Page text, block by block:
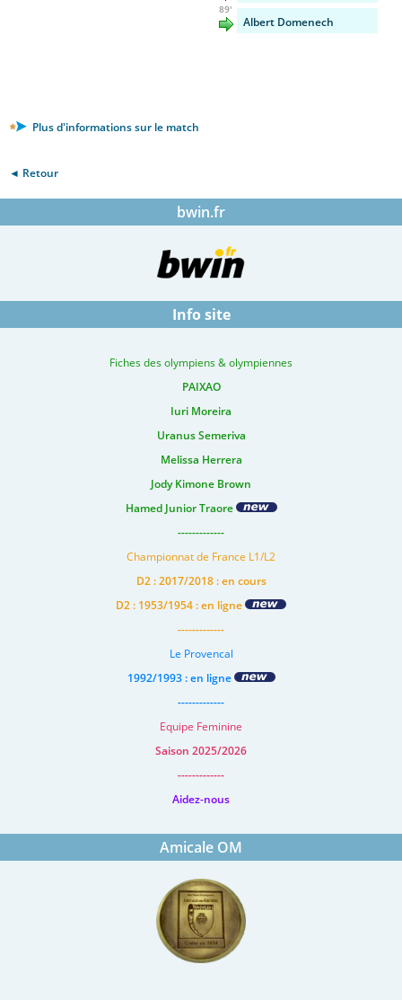
89'
Albert Domenech
Plus d'informations sur le match
◄ Retour
bwin.fr
Info site
Fiches des olympiens & olympiennes
PAIXAO
Iuri Moreira
Uranus Semeriva
Melissa Herrera
Jody Kimone Brown
Hamed Junior Traore
-------------
Championnat de France L1/L2
D2 : 2017/2018 : en cours
D2 : 1953/1954 : en ligne
-------------
Le Provencal
1992/1993 : en ligne
-------------
Equipe Feminine
Saison 2025/2026
-------------
Aidez-nous
Amicale OM